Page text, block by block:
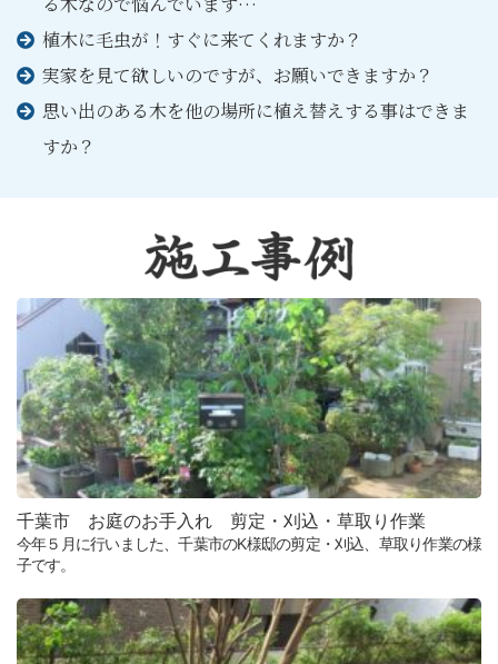
植⽊に⽑⾍が！すぐに来てくれますか？
実家を⾒て欲しいのですが、お願いできますか？
思い出のある⽊を他の場所に植え替えする事はできま
すか？
千葉市 お庭のお手入れ 剪定・刈込・草取り作業
今年５月に行いました、千葉市のK様邸の剪定・刈込、草取り作業の様
子です。